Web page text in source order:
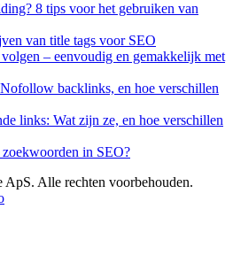
8 tips voor het gebruiken van
van title tags voor SEO
– eenvoudig en gemakkelijk met
backlinks, en hoe verschillen
links: Wat zijn ze, en hoe verschillen
in SEO?
Alle rechten voorbehouden.